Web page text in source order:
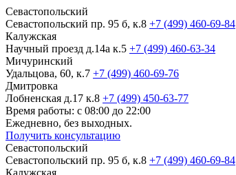
Севастопольский
Севастопольский пр. 95 б, к.8 +7 (499) 460-69-84
Калужская
Научный проезд д.14а к.5 +7 (499) 460-63-34
Мичуринский
Удальцова, 60, к.7 +7 (499) 460-69-76
Дмитровка
Лобненская д.17 к.8 +7 (499) 450-63-77
Время работы: с 08:00 до 22:00
Ежедневно, без выходных.
Получить консультацию
Севастопольский
Севастопольский пр. 95 б, к.8 +7 (499) 460-69-84
Калужская